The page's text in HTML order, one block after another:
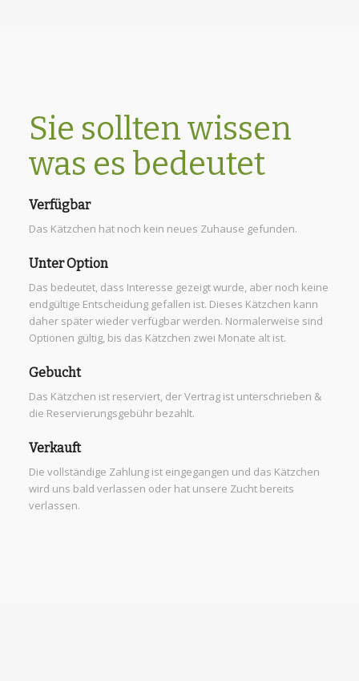
Sie sollten wissen
was es bedeutet
Verfügbar
Das Kätzchen hat noch kein neues Zuhause gefunden.
Unter Option
Das bedeutet, dass Interesse gezeigt wurde, aber noch keine
endgültige Entscheidung gefallen ist. Dieses Kätzchen kann
daher später wieder verfügbar werden. Normalerweise sind
Optionen gültig, bis das Kätzchen zwei Monate alt ist.
Gebucht
Das Kätzchen ist reserviert, der Vertrag ist unterschrieben &
die Reservierungsgebühr bezahlt.
Verkauft
Die vollständige Zahlung ist eingegangen und das Kätzchen
wird uns bald verlassen oder hat unsere Zucht bereits
verlassen.